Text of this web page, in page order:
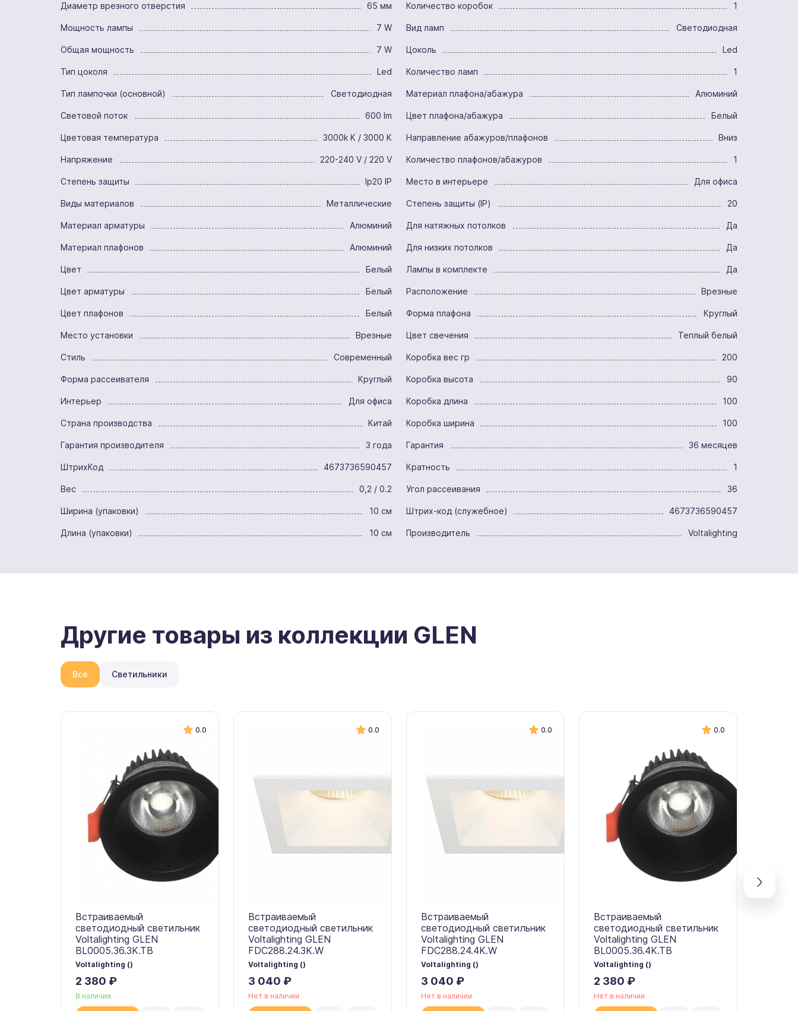
Диаметр врезного отверстия 65 мм
Мощность лампы 7 W
Общая мощность 7 W
Тип цоколя Led
Тип лампочки (основной) Светодиодная
Световой поток 600 lm
Цветовая температура 3000k K / 3000 K
Напряжение 220-240 V / 220 V
Степень защиты Ip20 IP
Виды материалов Металлические
Материал арматуры Алюминий
Материал плафонов Алюминий
Цвет Белый
Цвет арматуры Белый
Цвет плафонов Белый
Место установки Врезные
Стиль Современный
Форма рассеивателя Круглый
Интерьер Для офиса
Страна производства Китай
Гарантия производителя 3 года
ШтрихКод 4673736590457
Вес 0,2 / 0.2
Ширина (упаковки) 10 см
Длина (упаковки) 10 см
Количество коробок 1
Вид ламп Светодиодная
Цоколь Led
Количество ламп 1
Материал плафона/абажура Алюминий
Цвет плафона/абажура Белый
Направление абажуров/плафонов Вниз
Количество плафонов/абажуров 1
Место в интерьере Для офиса
Степень защиты (IP) 20
Для натяжных потолков Да
Для низких потолков Да
Лампы в комплекте Да
Расположение Врезные
Форма плафона Круглый
Цвет свечения Теплый белый
Коробка вес гр 200
Коробка высота 90
Коробка длина 100
Коробка ширина 100
Гарантия 36 месяцев
Кратность 1
Угол рассеивания 36
Штрих-код (служебное) 4673736590457
Производитель Voltalighting
Другие товары из коллекции GLEN
Все Светильники
0.0
Встраиваемый
светодиодный светильник
Voltalighting GLEN
BL0005.36.3K.TB
Voltalighting ()
2 380 ₽
В наличии
0.0
Встраиваемый
светодиодный светильник
Voltalighting GLEN
FDC288.24.3K.W
Voltalighting ()
3 040 ₽
Нет в наличии
0.0
Встраиваемый
светодиодный светильник
Voltalighting GLEN
FDC288.24.4K.W
Voltalighting ()
3 040 ₽
Нет в наличии
0.0
Встраиваемый
светодиодный светильник
Voltalighting GLEN
BL0005.36.4K.TB
Voltalighting ()
2 380 ₽
Нет в наличии